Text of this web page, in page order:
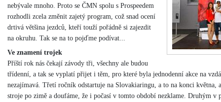
nebývale mnoho. Proto se ČMN spolu s Prospeedem
rozhodli zcela změnit zajetý program, což snad ocení
drtivá většina jezdců, kteří touží pořádně si zajezdit
na okruhu. Tak se na to pojďme podívat...
Ve znamení trojek
Příští rok nás čekají závody tři, všechny ale budou
třídenní, a tak se vyplatí přijet i těm, pro které byla jednodenní akce na
nezajímavá. Třetí ročník odstartuje na Slovakiaringu, a to na konci května,
stroje po zimě a doufáme, že i počasí v tomto období nezklame. Druhým v